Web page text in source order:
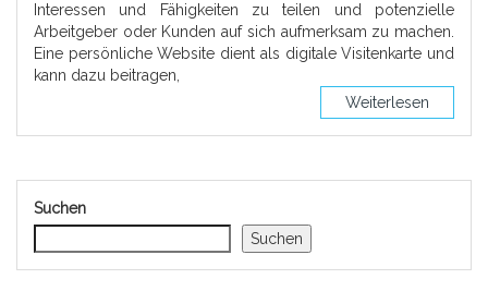
Interessen und Fähigkeiten zu teilen und potenzielle
Arbeitgeber oder Kunden auf sich aufmerksam zu machen.
Eine persönliche Website dient als digitale Visitenkarte und
kann dazu beitragen,
Weiterlesen
Suchen
Suchen